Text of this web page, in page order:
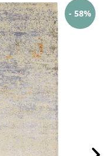
- 58%